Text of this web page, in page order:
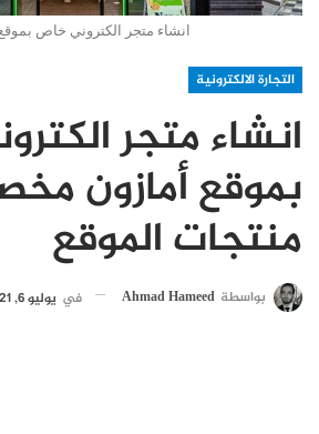
انشاء متجر الكتروني خاص
التجارة الالكترونية
انشاء متجر
بموقع أمازون
منتجات الموقع
بواسطة Ahmad Hameed في يوليو 6, 2021